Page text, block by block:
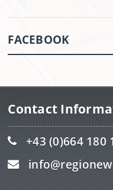
FACEBOOK
Contact
+43 (0)664 180